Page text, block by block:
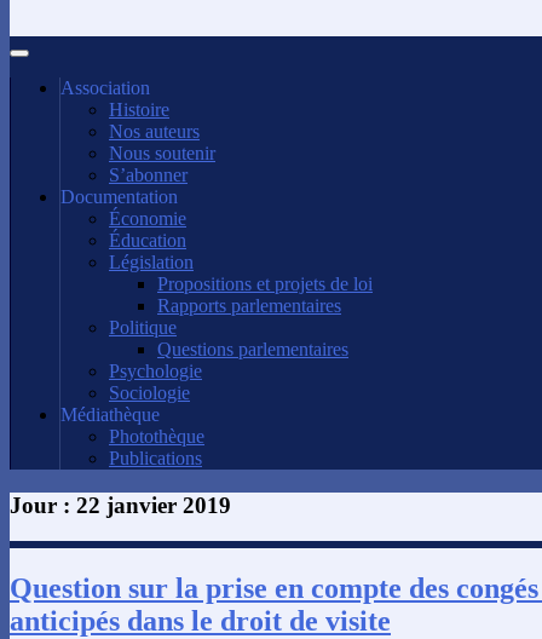
Association
Histoire
Nos auteurs
Nous soutenir
S’abonner
Documentation
Économie
Éducation
Législation
Propositions et projets de loi
Rapports parlementaires
Politique
Questions parlementaires
Psychologie
Sociologie
Médiathèque
Photothèque
Publications
Jour : 22 janvier 2019
Question sur la prise en compte des
anticipés dans le droit de visite